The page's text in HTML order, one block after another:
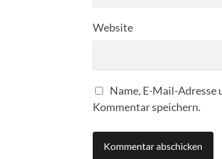
Website
Name, E-Mail-Adresse
Kommentar speichern.